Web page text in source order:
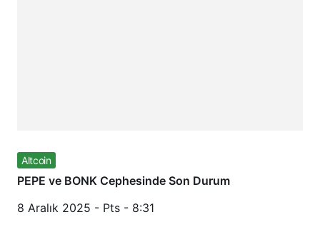
Altcoin
PEPE ve BONK Cephesinde Son Durum
8 Aralık 2025 - Pts - 8:31